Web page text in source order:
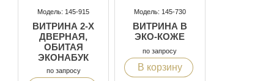
Модель: 145-915
ВИТРИНА 2-Х
ДВЕРНАЯ,
ОБИТАЯ
ЭКОНАБУК
по запросу
Модель: 145-730
ВИТРИНА В
ЭКО-КОЖЕ
по запросу
В корзину